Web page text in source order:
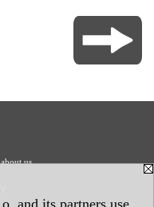
and its partners use
us